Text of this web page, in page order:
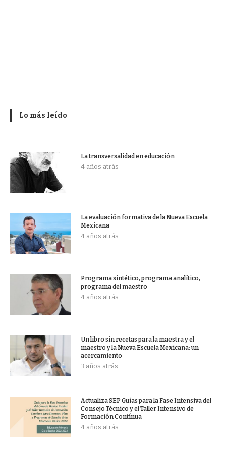
Lo más leído
La transversalidad en educación
4 años atrás
La evaluación formativa de la Nueva Escuela
Mexicana
4 años atrás
Programa sintético, programa analítico,
programa del maestro
4 años atrás
Un libro sin recetas para la maestra y el
maestro y la Nueva Escuela Mexicana: un
acercamiento
3 años atrás
Actualiza SEP Guías para la Fase Intensiva del
Consejo Técnico y el Taller Intensivo de
Formación Contínua
4 años atrás